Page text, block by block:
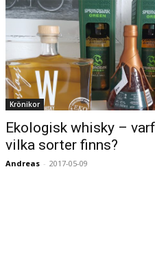
Krönikor
Ekologisk whisky –
vilka sorter finns?
Andreas - 2017-05-09